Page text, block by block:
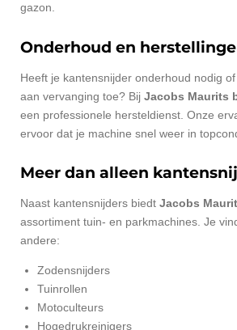
gazon.
Onderhoud en
Heeft je kantensnijder onderhoud nodig
aan vervanging toe? Bij Jacobs Maurits
een professionele hersteldienst. Onze
ervoor dat je machine snel weer in
Meer dan alleen
Naast kantensnijders biedt Jacobs
assortiment tuin- en parkmachines. Je
andere:
Zodensnijders
Tuinrollen
Motoculteurs
Hogedrukreinigers